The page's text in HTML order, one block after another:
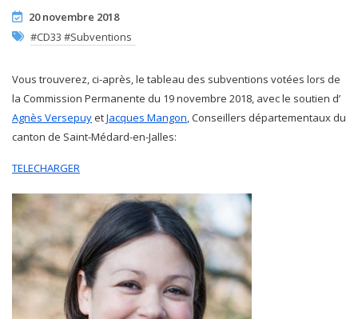
20 novembre 2018
#CD33 #Subventions
Vous trouverez, ci-après, le tableau des subventions votées lors de
la Commission Permanente du 19 novembre 2018, avec le soutien d’
Agnès VersepuyetJacques Mangon, Conseillers départementaux du
canton de Saint-Médard-en-Jalles:
TELECHARGER